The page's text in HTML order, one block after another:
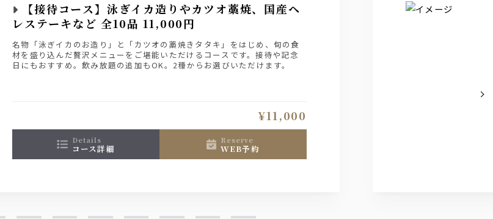
/ジンジャーエール/グレープフルーツ/緑茶
【接待コース】泳ぎイカ造りやカツオ藁焼、国産ヘ
レステーキなど 全10品 11,000円
名物「泳ぎイカのお造り」と「カツオの藁焼きタタキ」をはじめ、旬の食
材を盛り込んだ贅沢メニューをご堪能いただけるコースです。接待や記念
日にもおすすめ。飲み放題の追加もOK。2種からお選びいただけます。
¥11,000
details
コース詳細
reserve
WEB予約